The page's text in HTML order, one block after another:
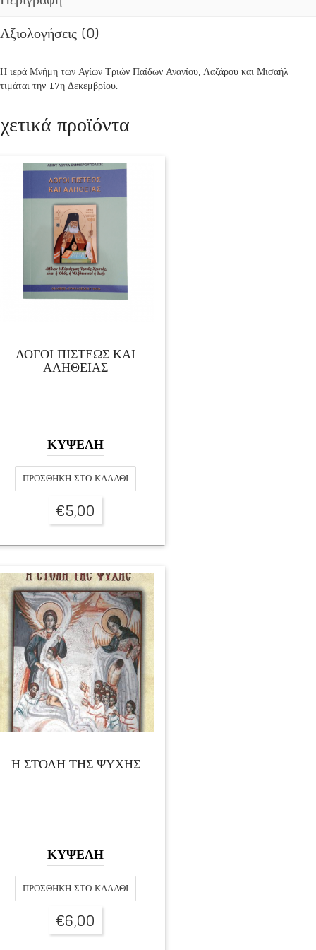
ΑΓΙΩΝ
ΤΡΙΩΝ
ΠΑΙΔΩΝ
Αξιολογήσεις (0)
Η ιερά Μνήμη των Αγίων Τριών Παίδων Ανανίου, Λαζάρου και Μισαήλ
τιμάται την 17η Δεκεμβρίου.
προϊόντα
ΛΟΓΟΙ ΠΙΣΤΕΩΣ ΚΑΙ
ΑΛΗΘΕΙΑΣ
ΚΥΨΕΛΗ
ΠΡΟΣΘΉΚΗ ΣΤΟ ΚΑΛΆΘΙ
€5,00
Η ΣΤΟΛΗ ΤΗΣ ΨΥΧΗΣ
ΚΥΨΕΛΗ
ΠΡΟΣΘΉΚΗ ΣΤΟ ΚΑΛΆΘΙ
€6,00